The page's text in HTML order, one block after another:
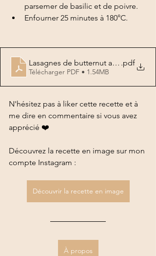
parsemer de basilic et de poivre.
Enfourner 25 minutes à 180°C.
Lasagnes de butternut au parmesan
.pdf
Télécharger PDF • 1.54MB
N'hésitez pas à liker cette recette et à
me dire en commentaire si vous avez
apprécié ❤️
Découvrez la recette en image sur mon
compte Instagram :
Découvrir la recette en image
À propos